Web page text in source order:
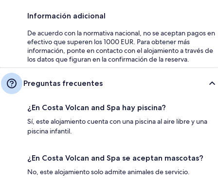
Información adicional
De acuerdo con la normativa nacional, no se aceptan pagos en
efectivo que superen los 1000 EUR. Para obtener más
información, ponte en contacto con el alojamiento a través de
los datos que figuran en la confirmación de la reserva.
Preguntas frecuentes
¿En Costa Volcan and Spa hay piscina?
Sí, este alojamiento cuenta con una piscina al aire libre y una
piscina infantil.
¿En Costa Volcan and Spa se aceptan mascotas?
No, este alojamiento solo admite animales de servicio.